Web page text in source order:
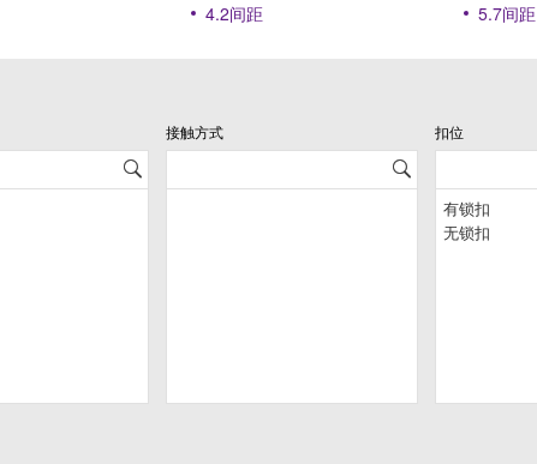
4.2间距 5.7间距
接触方式 扣位